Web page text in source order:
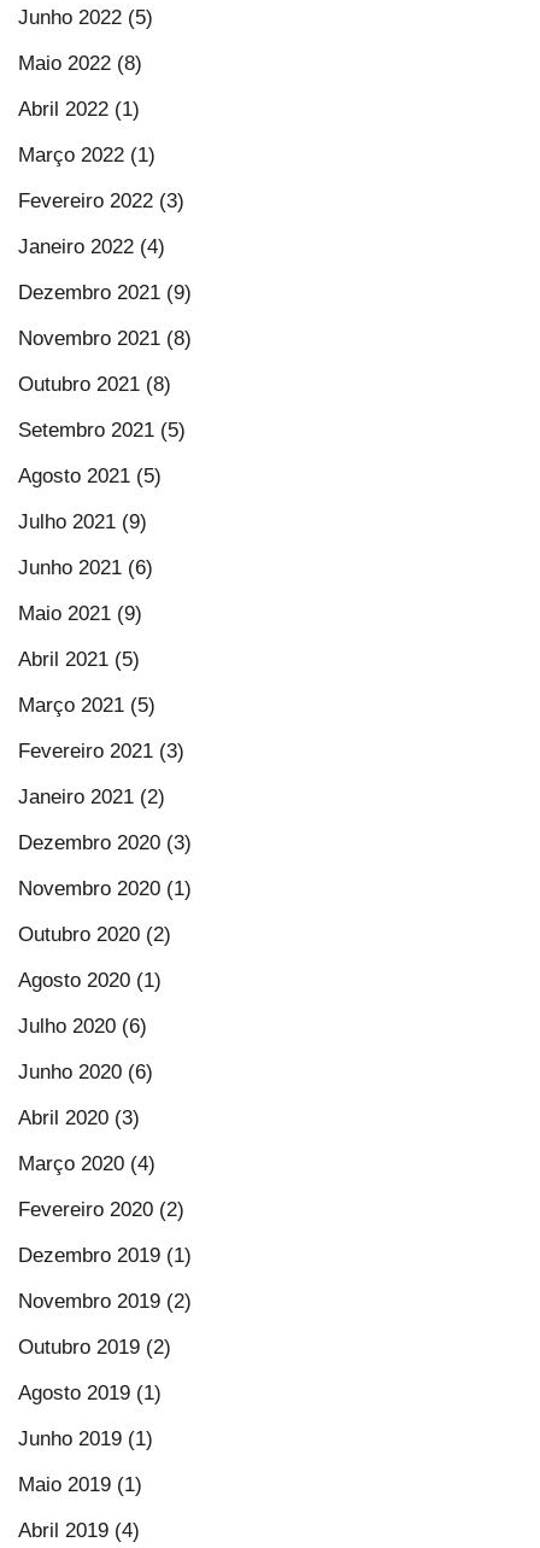
Junho 2022 (5)
Maio 2022 (8)
Abril 2022 (1)
Março 2022 (1)
Fevereiro 2022 (3)
Janeiro 2022 (4)
Dezembro 2021 (9)
Novembro 2021 (8)
Outubro 2021 (8)
Setembro 2021 (5)
Agosto 2021 (5)
Julho 2021 (9)
Junho 2021 (6)
Maio 2021 (9)
Abril 2021 (5)
Março 2021 (5)
Fevereiro 2021 (3)
Janeiro 2021 (2)
Dezembro 2020 (3)
Novembro 2020 (1)
Outubro 2020 (2)
Agosto 2020 (1)
Julho 2020 (6)
Junho 2020 (6)
Abril 2020 (3)
Março 2020 (4)
Fevereiro 2020 (2)
Dezembro 2019 (1)
Novembro 2019 (2)
Outubro 2019 (2)
Agosto 2019 (1)
Junho 2019 (1)
Maio 2019 (1)
Abril 2019 (4)